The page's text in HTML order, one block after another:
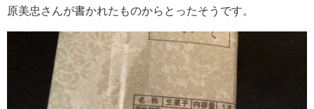
原美忠さんが書かれたものからとったそうです。